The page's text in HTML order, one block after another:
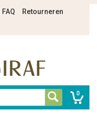
FAQ
Retourneren
0